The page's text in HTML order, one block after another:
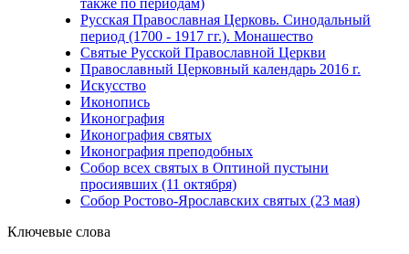
также по периодам)
Русская Православная Церковь. Синодальный
период (1700 - 1917 гг.). Монашество
Святые Русской Православной Церкви
Православный Церковный календарь 2016 г.
Искусство
Иконопись
Иконография
Иконография святых
Иконография преподобных
Собор всех святых в Оптиной пустыни
просиявших (11 октября)
Собор Ростово-Ярославских святых (23 мая)
Ключевые слова